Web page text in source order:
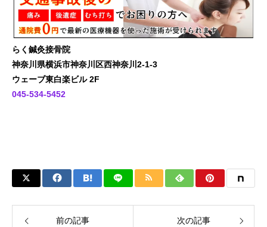
らく鍼灸接骨院
神奈川県横浜市神奈川区西神奈川2-1-3
ウェーブ東白楽ビル 2F
045-534-5452
前の記事 次の記事